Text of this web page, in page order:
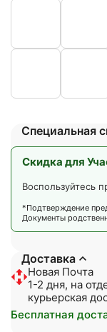
Специальная
Скидка для
Воспользуйтесь
*Подтверждение
Документы
Доставка
Новая Почта
1-2 дня, на
курьерская
Бесплатная